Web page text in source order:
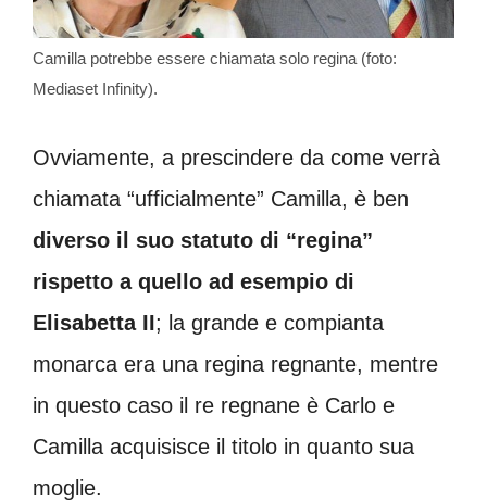
Camilla potrebbe essere chiamata solo regina (foto:
Mediaset Infinity).
Ovviamente, a prescindere da come verrà
chiamata “ufficialmente” Camilla, è ben
diverso il suo statuto di “regina”
rispetto a quello ad esempio di
Elisabetta II; la grande e compianta
monarca era una regina regnante, mentre
in questo caso il re regnane è Carlo e
Camilla acquisisce il titolo in quanto sua
moglie.